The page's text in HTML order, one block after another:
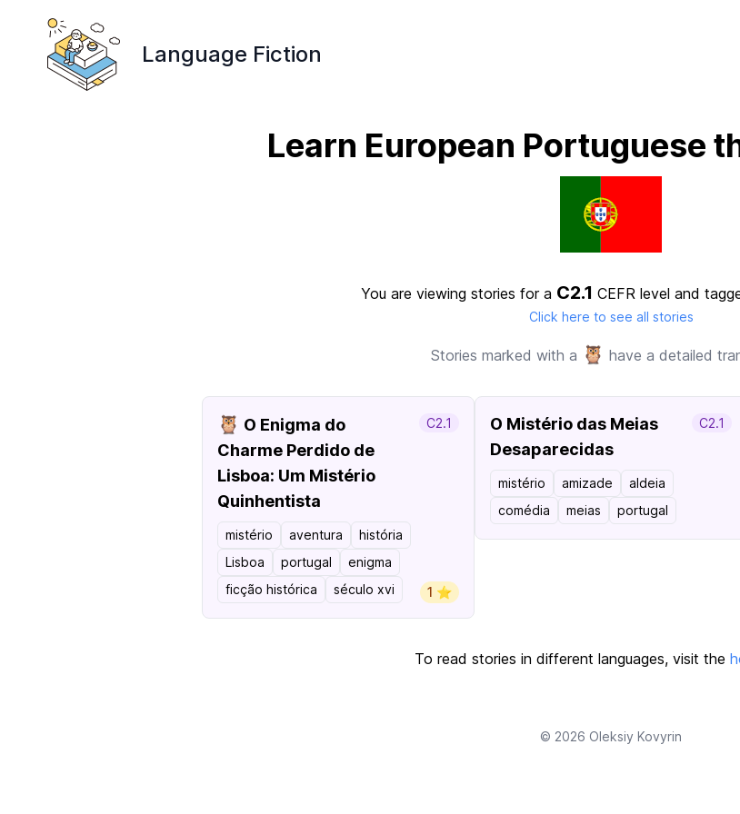
Language Fiction
Learn European Portuguese
You are viewing stories for a C2.1 CEFR level and
Click here to see all stories
Stories marked with a 🦉 have a detailed
🦉 O Enigma do
Charme Perdido de
Lisboa: Um Mistério
Quinhentista
C2.1
mistério aventura
história
Lisboa
portugal
enigma
ficção histórica
século xvi 1 ⭐️
O Mistério das Meias
Desaparecidas
C2.1
mistério amizade
aldeia
comédia
meias portugal
To read stories in different languages, visit the
© 2026 Oleksiy Kovyrin